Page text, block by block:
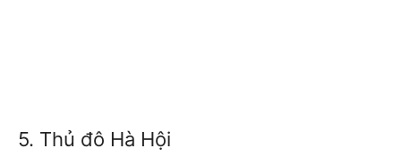
5. Thủ đô Hà Hội